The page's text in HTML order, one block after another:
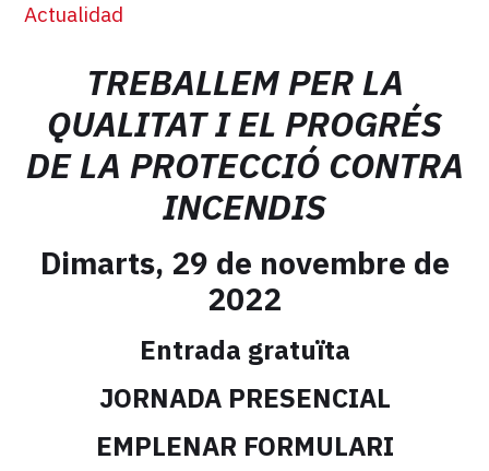
Actualidad
TREBALLEM PER LA
QUALITAT I EL PROGRÉS
DE LA PROTECCIÓ CONTRA
INCENDIS
Dimarts, 29 de novembre de
2022
Entrada gratuïta
JORNADA PRESENCIAL
EMPLENAR FORMULARI